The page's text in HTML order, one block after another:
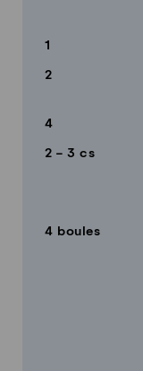
1
2
4
2 - 3 cs
4 boules